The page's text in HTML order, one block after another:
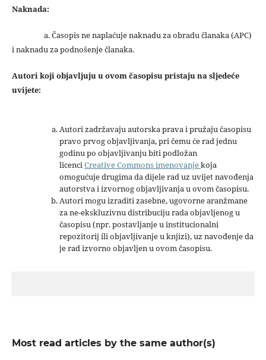
Naknada:
a. Časopis ne naplaćuje naknadu za obradu članaka (APC)
i naknadu za podnošenje članaka.
Autori koji objavljuju u ovom časopisu pristaju na sljedeće
uvijete:
Autori zadržavaju autorska prava i pružaju časopisu
pravo prvog objavljivanja, pri čemu će rad jednu
godinu po objavljivanju biti podložan
licenciCreative Commons imenovanjekoja
omogućuje drugima da dijele rad uz uvijet navođenja
autorstva i izvornog objavljivanja u ovom časopisu.
Autori mogu izraditi zasebne, ugovorne aranžmane
za ne-ekskluzivnu distribuciju rada objavljenog u
časopisu (npr. postavljanje u institucionalni
repozitorij ili objavljivanje u knjizi), uz navođenje da
je rad izvorno objavljen u ovom časopisu.
Most read articles by the same author(s)